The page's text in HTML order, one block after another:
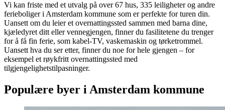
Vi kan friste med et utvalg på over 67 hus, 335 leiligheter og andre
ferieboliger i Amsterdam kommune som er perfekte for turen din.
Uansett om du leier et overnattingssted sammen med barna dine,
kjæledyret ditt eller vennegjengen, finner du fasilitetene du trenger
for å få fin ferie, som kabel-TV, vaskemaskin og tørketrommel.
Uansett hva du ser etter, finner du noe for hele gjengen – for
eksempel et røykfritt overnattingssted med
tilgjengelighetstilpasninger.
Populære byer i Amsterdam kommune